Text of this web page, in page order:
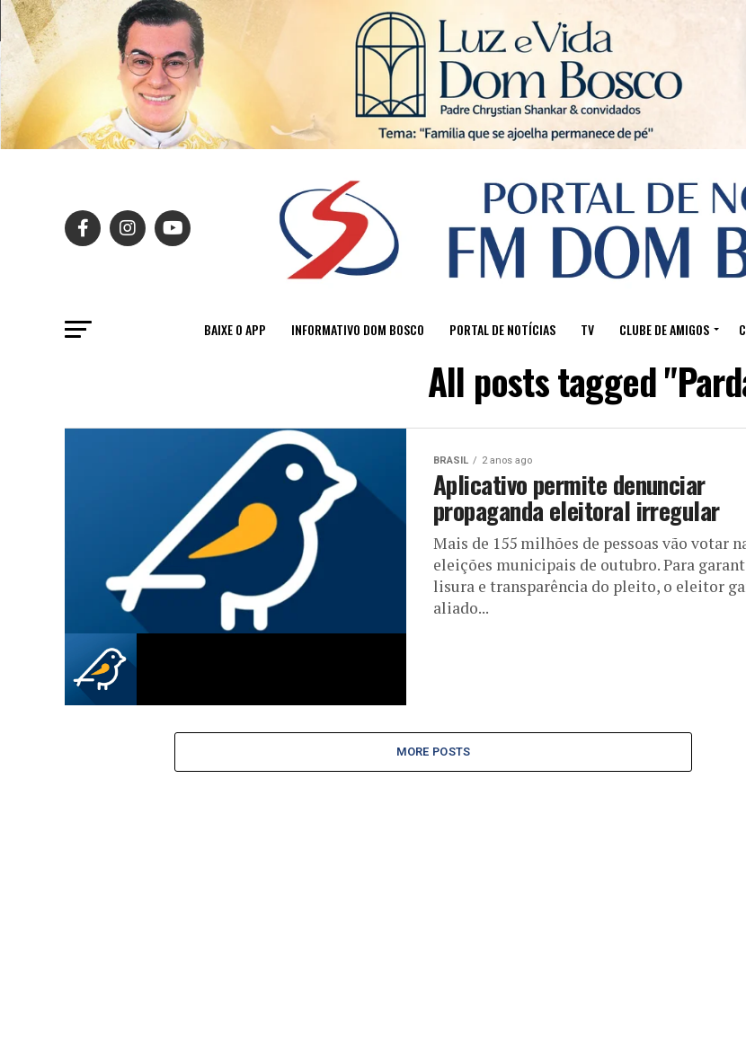
BAIXE O APP INFORMATIVO DOM BOSCO PORTAL DE NOTÍCIAS TV CLUBE DE AMIGOS
All posts tagged
BRASIL 2 anos ago
Aplicativo permite denunciar
propaganda eleitoral irregular
Mais de 155 milhões de pessoas vão votar
eleições municipais de outubro. Para
lisura e transparência do pleito, o eleitor
aliado...
MORE POSTS
Sair da versão mobile